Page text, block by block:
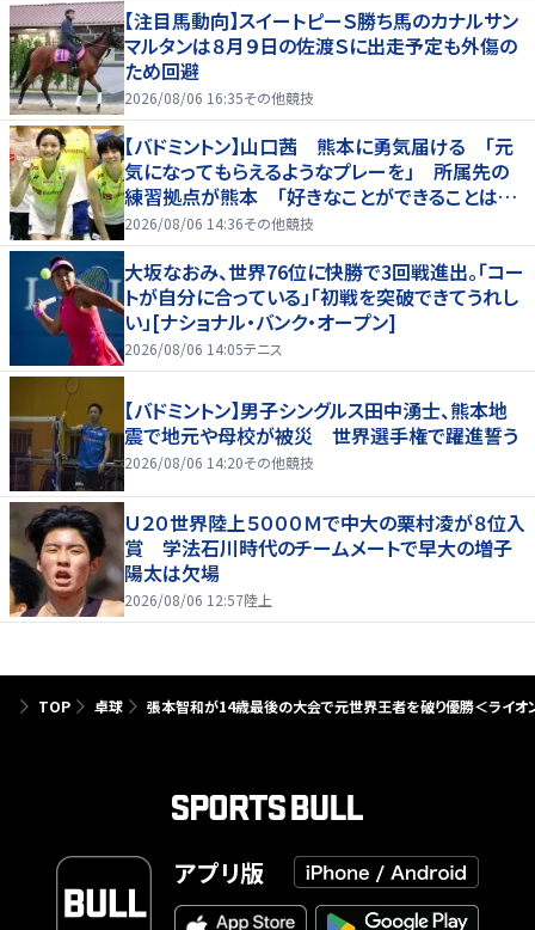
【注目馬動向】スイートピーＳ勝ち馬のカナルサン
マルタンは８月９日の佐渡Ｓに出走予定も外傷の
ため回避
2026/08/06 16:35その他競技
【バドミントン】山口茜 熊本に勇気届ける 「元
気になってもらえるようなプレーを」 所属先の
練習拠点が熊本 「好きなことができることは当
たり前じゃない」
2026/08/06 14:36その他競技
大坂なおみ、世界76位に快勝で3回戦進出。「コー
トが自分に合っている」「初戦を突破できてうれし
い」[ナショナル・バンク・オープン]
2026/08/06 14:05テニス
【バドミントン】男子シングルス田中湧士、熊本地
震で地元や母校が被災 世界選手権で躍進誓う
2026/08/06 14:20その他競技
Ｕ２０世界陸上５０００Ｍで中大の栗村凌が８位入
賞 学法石川時代のチームメートで早大の増子
陽太は欠場
2026/08/06 12:57陸上
TOP 卓球 張本智和が14歳最後の大会で元世界王者を破り優勝＜ライ
アプリ版